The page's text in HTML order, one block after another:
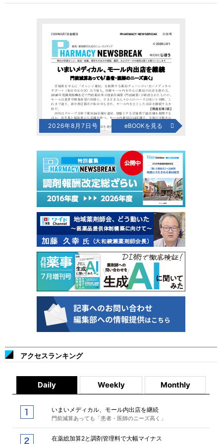
2026年8月7日号 eBOOKを見る
アクセスランキング
Daily Weekly Monthly
いまいメディカル、モール内出店を継続
門前減算あっても「患者・医師のニーズ高く」
在薬総加算2と調剤管理料で大幅マイナス